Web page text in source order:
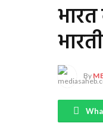
By